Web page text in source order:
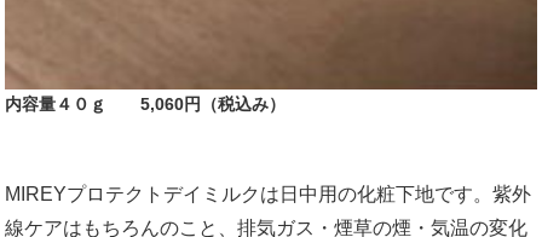
内容量４０ｇ 5,060円（税込み）
MIREYプロテクトデイミルクは日中用の化粧下地です。紫外
線ケアはもちろんのこと、排気ガス・煙草の煙・気温の変化